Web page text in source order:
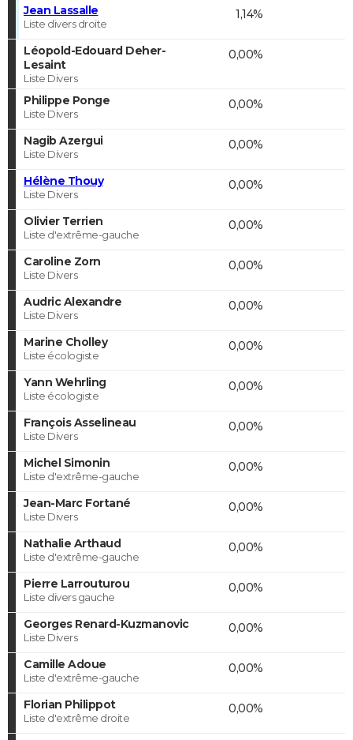
Jean Lassalle
Liste divers droite
1,14%
Léopold-Edouard Deher-
Lesaint
Liste Divers
0,00%
Philippe Ponge
Liste Divers
0,00%
Nagib Azergui
Liste Divers
0,00%
Hélène Thouy
Liste Divers
0,00%
Olivier Terrien
Liste d'extrême-gauche
0,00%
Caroline Zorn
Liste Divers
0,00%
Audric Alexandre
Liste Divers
0,00%
Marine Cholley
Liste écologiste
0,00%
Yann Wehrling
Liste écologiste
0,00%
François Asselineau
Liste Divers
0,00%
Michel Simonin
Liste d'extrême-gauche
0,00%
Jean-Marc Fortané
Liste Divers
0,00%
Nathalie Arthaud
Liste d'extrême-gauche
0,00%
Pierre Larrouturou
Liste divers gauche
0,00%
Georges Renard-Kuzmanovic
Liste Divers
0,00%
Camille Adoue
Liste d'extrême-gauche
0,00%
Florian Philippot
Liste d'extrême droite
0,00%